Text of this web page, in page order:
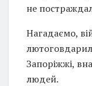
не
Нагадаємо,
Запоріжжі,
людей.